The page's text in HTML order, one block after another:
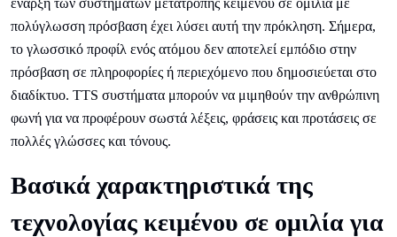
έναρξη των συστημάτων μετατροπής κειμένου σε ομιλία με
πολύγλωσση πρόσβαση έχει λύσει αυτή την πρόκληση. Σήμερα,
το γλωσσικό προφίλ ενός ατόμου δεν αποτελεί εμπόδιο στην
πρόσβαση σε πληροφορίες ή περιεχόμενο που δημοσιεύεται στο
διαδίκτυο. TTS συστήματα μπορούν να μιμηθούν την ανθρώπινη
φωνή για να προφέρουν σωστά λέξεις, φράσεις και προτάσεις σε
πολλές γλώσσες και τόνους.
Βασικά χαρακτηριστικά της
τεχνολογίας κειμένου σε ομιλία για